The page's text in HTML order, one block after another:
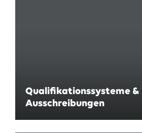
Qualifikationssysteme &
Ausschreibungen